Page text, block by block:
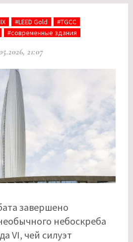
#LEED Gold
#TGCC
#современные здания
21:07
завершено
небоскреба
VI, чей силуэт